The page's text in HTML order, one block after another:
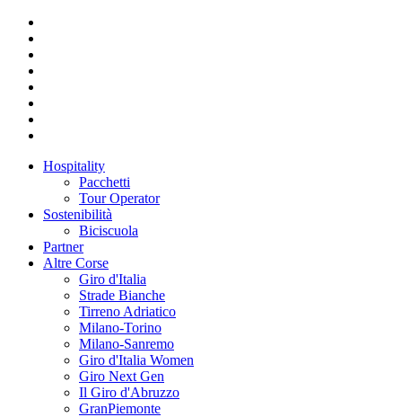
Hospitality
Pacchetti
Tour Operator
Sostenibilità
Biciscuola
Partner
Altre Corse
Giro d'Italia
Strade Bianche
Tirreno Adriatico
Milano-Torino
Milano-Sanremo
Giro d'Italia Women
Giro Next Gen
Il Giro d'Abruzzo
GranPiemonte